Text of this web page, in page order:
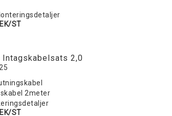
ST
Intagskabelsats 2,0
2meter
ST